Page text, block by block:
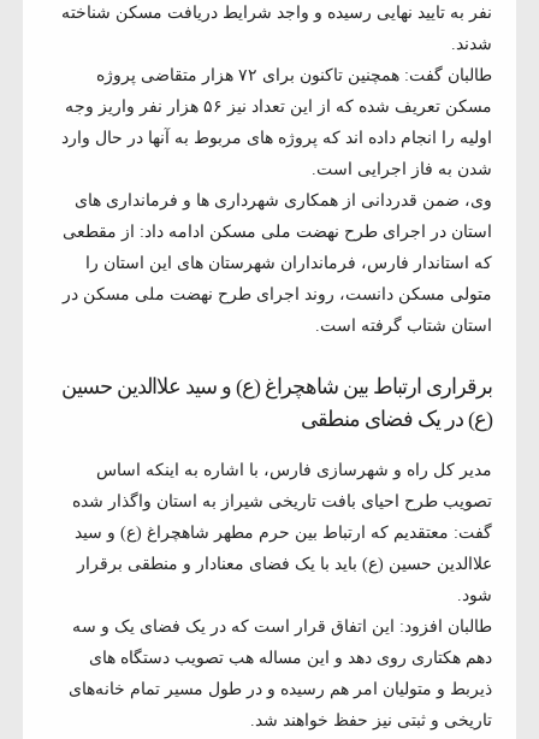
نفر به تایید نهایی رسیده و واجد شرایط دریافت مسکن شناخته
شدند.
طالبان گفت: همچنین تاکنون برای ۷۲ هزار متقاضی پروژه
مسکن تعریف شده که از این تعداد نیز ۵۶ هزار نفر واریز وجه
اولیه را انجام داده اند که پروژه های مربوط به آنها در حال وارد
شدن به فاز اجرایی است.
وی، ضمن قدردانی از همکاری شهرداری ها و فرمانداری های
استان در اجرای طرح نهضت ملی مسکن ادامه داد: از مقطعی
که استاندار فارس، فرمانداران شهرستان های این استان را
متولی مسکن دانست، روند اجرای طرح نهضت ملی مسکن در
استان شتاب گرفته است.
برقراری ارتباط بین شاهچراغ (ع) و سید علاالدین حسین
(ع) در یک فضای منطقی
مدیر کل راه و شهرسازی فارس، با اشاره به اینکه اساس
تصویب طرح احیای بافت تاریخی شیراز به استان واگذار شده
گفت: معتقدیم که ارتباط بین حرم مطهر شاهچراغ (ع) و سید
علاالدین حسین (ع) باید با یک فضای معنادار و منطقی برقرار
شود.
طالبان افزود: این اتفاق قرار است که در یک فضای یک و سه
دهم هکتاری روی دهد و این مساله هب تصویب دستگاه های
ذیربط و متولیان امر هم رسیده و در طول مسیر تمام خانه‌های
تاریخی و ثبتی نیز حفظ خواهند شد.